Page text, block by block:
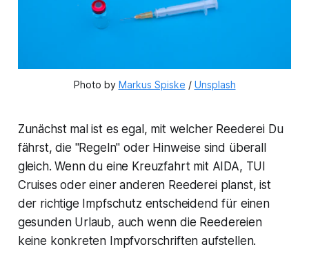
Photo by Markus Spiske / Unsplash
Zunächst mal ist es egal, mit welcher Reederei Du
fährst, die "Regeln" oder Hinweise sind überall
gleich. Wenn du eine Kreuzfahrt mit AIDA, TUI
Cruises oder einer anderen Reederei planst, ist
der richtige Impfschutz entscheidend für einen
gesunden Urlaub, auch wenn die Reedereien
keine konkreten Impfvorschriften aufstellen.